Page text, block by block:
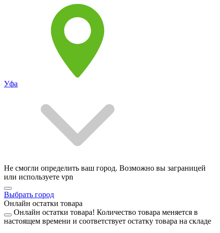
Уфа
Не смогли определить ваш город. Возможно вы заграницей
или используете vpn
Выбрать город
Онлайн остатки товара
Онлайн остатки товара! Количество товара меняется в
настоящем времени и соответствует остатку товара на складе